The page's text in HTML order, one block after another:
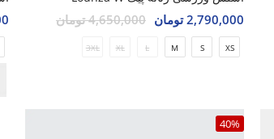
2,790,000 تومان 4,650,000 تومان
XS
S
M
L
XL
3XL
40%